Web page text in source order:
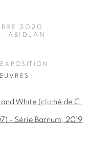
2020
ABIDJAN
image in a popup: